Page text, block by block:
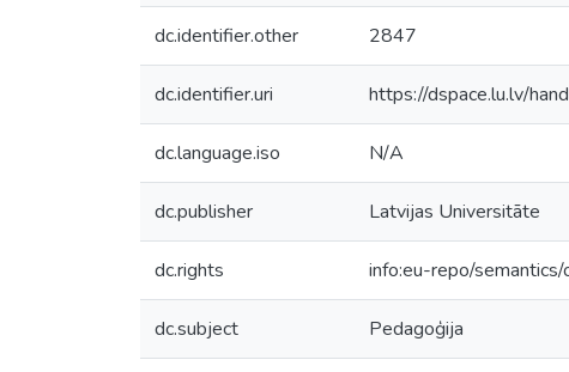
dc.identifier.other 2847
dc.identifier.uri https://dspace.lu.lv/
dc.language.iso N/A
dc.publisher Latvijas Universitāte
dc.rights info:eu-repo/
dc.subject Pedagoģija